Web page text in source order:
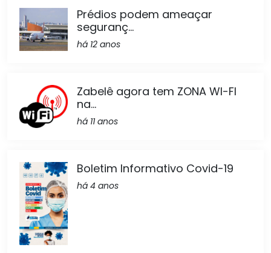
Prédios podem ameaçar
seguranç...
há 12 anos
Zabelê agora tem ZONA WI-FI
na...
há 11 anos
Boletim Informativo Covid-19
há 4 anos